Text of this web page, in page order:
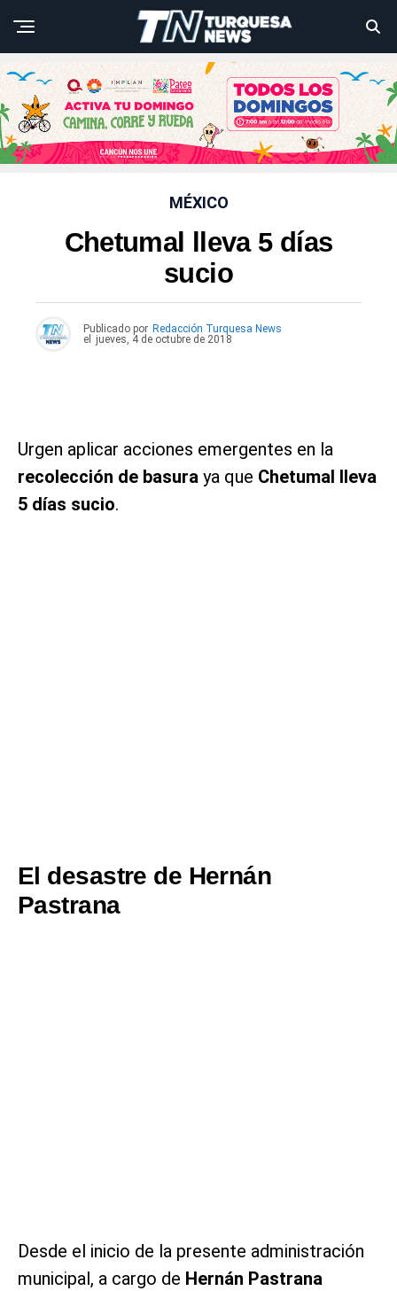
MÉXICO
Chetumal lleva 5 días
sucio
Publicado por Redacción Turquesa News
el
jueves, 4 de octubre de 2018
Urgen aplicar acciones emergentes en la
recolección de basura ya que Chetumal lleva
5 días sucio.
El desastre de Hernán
Pastrana
Desde el inicio de la presente administración
municipal, a cargo de Hernán Pastrana